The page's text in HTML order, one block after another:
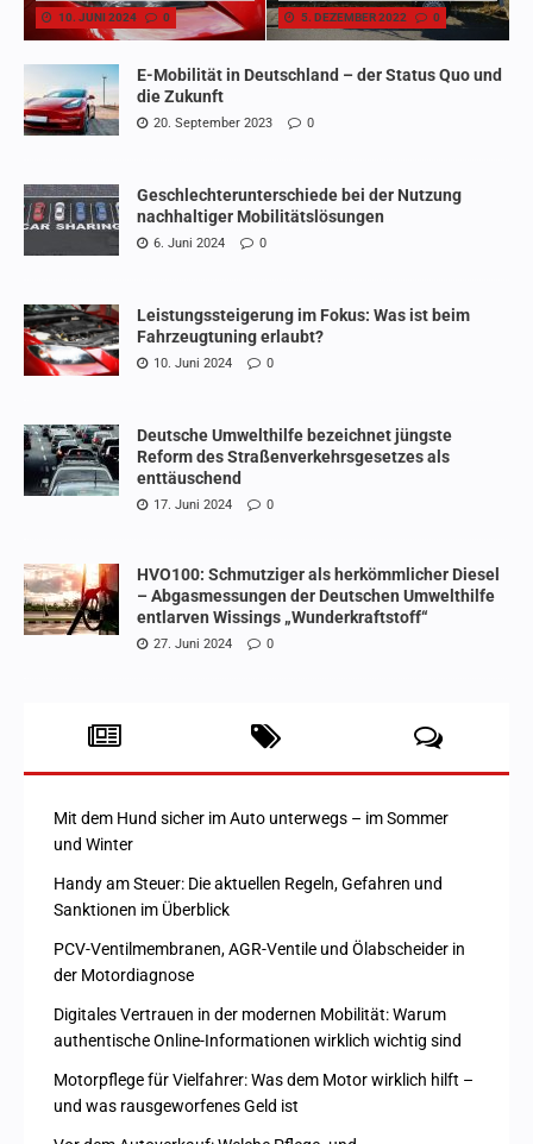
10. JUNI 2024 0 5. DEZEMBER 2022 0
E-Mobilität in Deutschland – der Status Quo und
die Zukunft
20. September 2023 0
Geschlechterunterschiede bei der Nutzung
nachhaltiger Mobilitätslösungen
6. Juni 2024 0
Leistungssteigerung im Fokus: Was ist beim
Fahrzeugtuning erlaubt?
10. Juni 2024 0
Deutsche Umwelthilfe bezeichnet jüngste
Reform des Straßenverkehrsgesetzes als
enttäuschend
17. Juni 2024 0
HVO100: Schmutziger als herkömmlicher Diesel
– Abgasmessungen der Deutschen Umwelthilfe
entlarven Wissings „Wunderkraftstoff“
27. Juni 2024 0
Mit dem Hund sicher im Auto unterwegs – im Sommer
und Winter
Handy am Steuer: Die aktuellen Regeln, Gefahren und
Sanktionen im Überblick
PCV-Ventilmembranen, AGR-Ventile und Ölabscheider in
der Motordiagnose
Digitales Vertrauen in der modernen Mobilität: Warum
authentische Online-Informationen wirklich wichtig sind
Motorpflege für Vielfahrer: Was dem Motor wirklich hilft –
und was rausgeworfenes Geld ist